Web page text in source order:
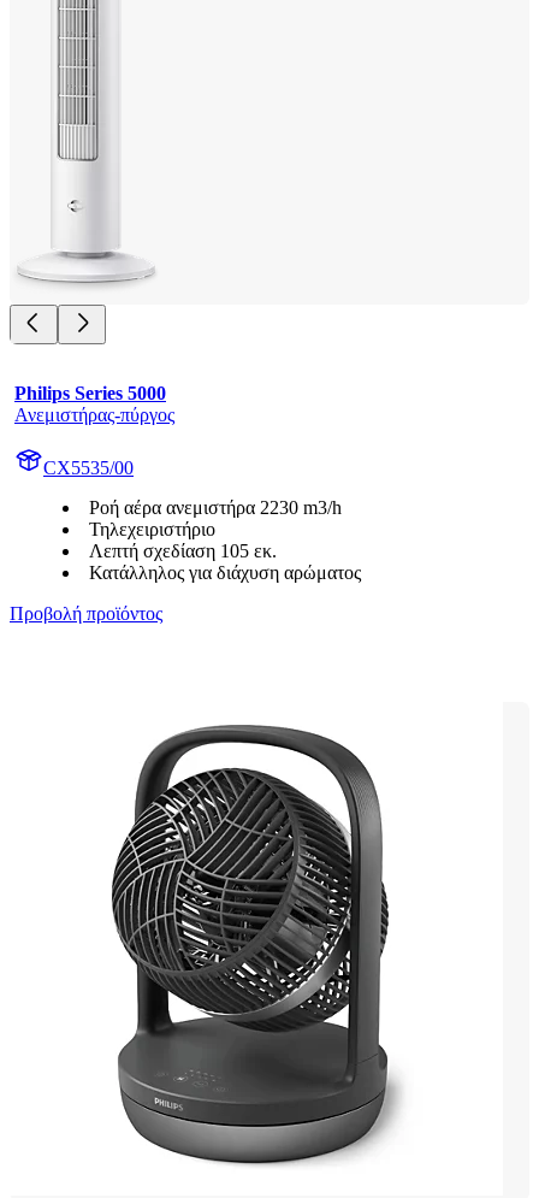
Philips Series 5000
Ανεμιστήρας-πύργος
CX5535/00
Ροή αέρα ανεμιστήρα 2230 m3/h
Τηλεχειριστήριο
Λεπτή σχεδίαση 105 εκ.
Κατάλληλος για διάχυση αρώματος
Προβολή προϊόντος